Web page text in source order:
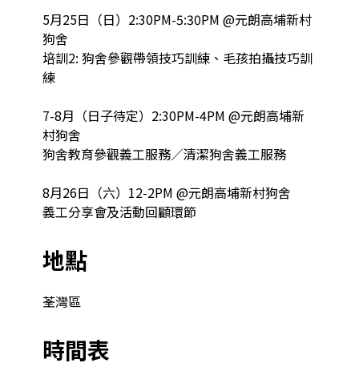
5月25日（日）2:30PM-5:30PM @元朗高埔新村
狗舍
培訓2: 狗舍參觀帶領技巧訓練、毛孩拍攝技巧訓
練
7-8月（日子待定）2:30PM-4PM @元朗高埔新
村狗舍
狗舍教育參觀義工服務／清潔狗舍義工服務
8月26日（六）12-2PM @元朗高埔新村狗舍
義工分享會及活動回顧環節
地點
荃灣區
時間表